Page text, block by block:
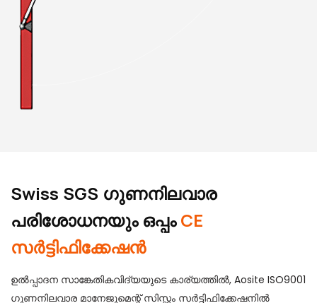
Swiss SGS ഗുണനിലവാര
പരിശോധനയും ഒപ്പംCE
സർട്ടിഫിക്കേഷൻ
ഉൽപ്പാദന സാങ്കേതികവിദ്യയുടെ കാര്യത്തിൽ, Aosite ISO9001
ഗുണനിലവാര മാനേജുമെന്റ് സിസ്റ്റം സർട്ടിഫിക്കേഷനിൽ